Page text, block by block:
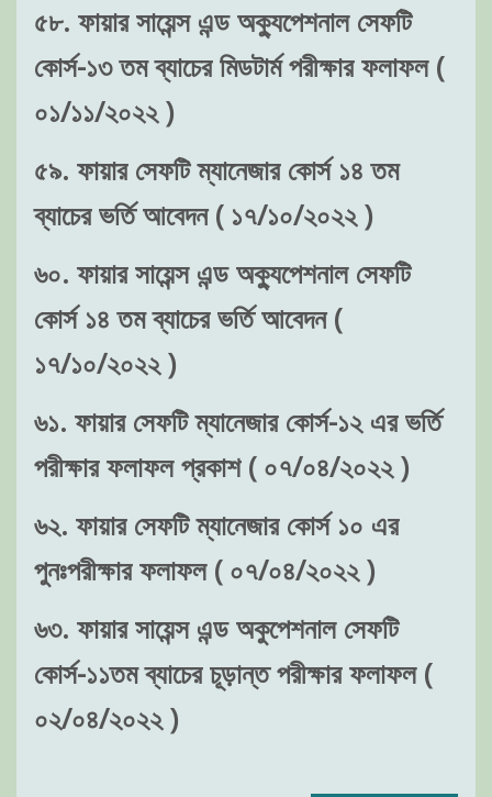
৫৮. ফায়ার সায়েন্স এন্ড অক্যুপেশনাল সেফটি
কোর্স-১৩ তম ব্যাচের মিডটার্ম পরীক্ষার ফলাফল (
০১/১১/২০২২ )
৫৯. ফায়ার সেফটি ম্যানেজার কোর্স ১৪ তম
ব্যাচের ভর্তি আবেদন ( ১৭/১০/২০২২ )
৬০. ফায়ার সায়েন্স এন্ড অক্যুপেশনাল সেফটি
কোর্স ১৪ তম ব্যাচের ভর্তি আবেদন (
১৭/১০/২০২২ )
৬১. ফায়ার সেফটি ম্যানেজার কোর্স-১২ এর ভর্তি
পরীক্ষার ফলাফল প্রকাশ ( ০৭/০৪/২০২২ )
৬২. ফায়ার সেফটি ম্যানেজার কোর্স ১০ এর
পুনঃপরীক্ষার ফলাফল ( ০৭/০৪/২০২২ )
৬৩. ফায়ার সায়েন্স এন্ড অকুপেশনাল সেফটি
কোর্স-১১তম ব্যাচের চূড়ান্ত পরীক্ষার ফলাফল (
০২/০৪/২০২২ )